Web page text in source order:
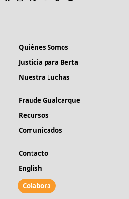
Quiénes Somos
Justicia para Berta
Nuestra Luchas
Fraude Gualcarque
Recursos
Comunicados
Contacto
English
Colabora